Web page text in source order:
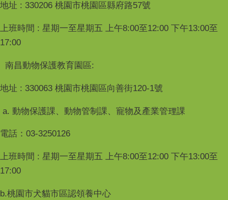
地址 : 330206 桃園市桃園區縣府路57號
上班時間 : 星期一至星期五 上午8:00至12:00 下午13:00至
17:00
南昌動物保護教育園區:
地址 : 330063 桃園市桃園區向善街120-1號
a. 動物保護課、動物管制課、寵物及產業管理課
電話：03-3250126
上班時間 : 星期一至星期五 上午8:00至12:00 下午13:00至
17:00
b.桃園市犬貓市區認領養中心